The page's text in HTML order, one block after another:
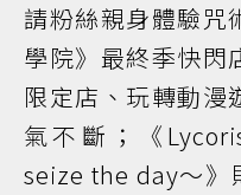
請粉絲親身體驗咒
學院》最終季快閃
限定店、玩轉動漫
氣不斷；《
seize the day～》